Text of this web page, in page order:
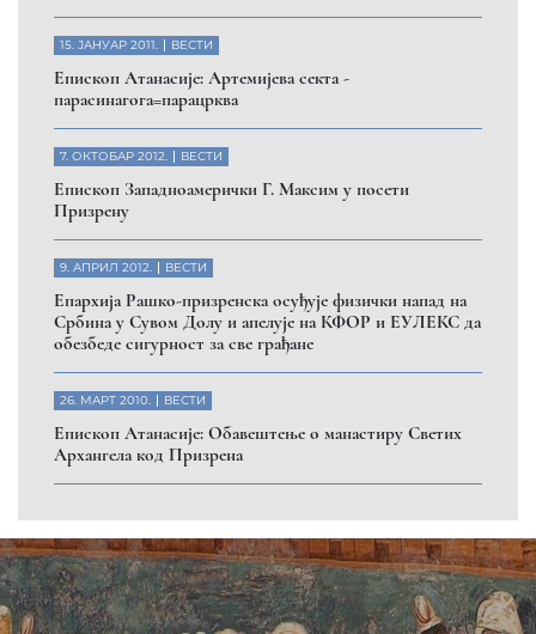
15. ЈАНУАР 2011. ВЕСТИ
Eпископ Атанасије: Артемијева секта -
парасинагога=парацрква
7. ОКТОБАР 2012. ВЕСТИ
Eпископ Западноамерички Г. Максим у посети
Призрену
9. АПРИЛ 2012. ВЕСТИ
Eпархија Рашко-призренска осуђује физички напад на
Србина у Сувом Долу и апелује на КФОР и ЕУЛЕКС да
обезбеде сигурност за све грађане
26. МАРТ 2010. ВЕСТИ
Eпископ Атанасије: Обавештење о манастиру Светих
Архангела код Призрена